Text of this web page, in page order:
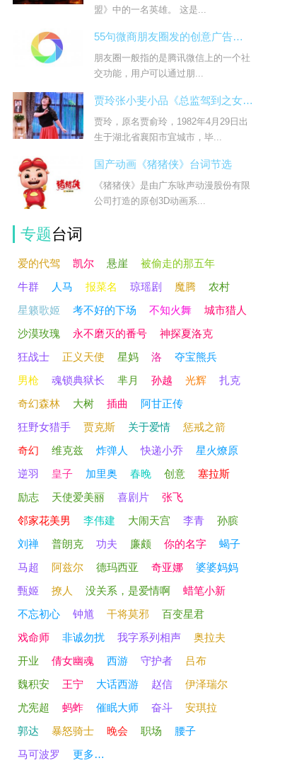
盟》中的一名英雄。 这是...
55句微商朋友圈发的创意广告台词
朋友圈一般指的是腾讯微信上的一个社
交功能，用户可以通过朋...
贾玲张小斐小品《总监驾到之女人的复仇》台词
贾玲，原名贾俞玲，1982年4月29日出
生于湖北省襄阳市宜城市，毕...
国产动画《猪猪侠》台词节选
《猪猪侠》是由广东咏声动漫股份有限
公司打造的原创3D动画系...
专题台词
爱的代驾 凯尔 悬崖
被偷走的那五年
牛群
人马 报菜名 琼瑶剧 魔腾
农村
星籁歌姬
考不好的下场 不知火舞
城市猎人
沙漠玫瑰
永不磨灭的番号
神探夏洛克
狂战士
正义天使 星妈 洛
夺宝熊兵
男枪
魂锁典狱长 芈月 孙越 光辉
扎克
奇幻森林
大树 插曲
阿甘正传
狂野女猎手
贾克斯 关于爱情
惩戒之箭
奇幻
维克兹 炸弹人 快递小乔
星火燎原
逆羽
皇子 加里奥 春晚 创意
塞拉斯
励志
天使爱美丽 喜剧片
张飞
邻家花美男
李伟建 大闹天宫 李青
孙膑
刘禅
普朗克 功夫 廉颇 你的名字
蝎子
马超
阿兹尔 德玛西亚 奇亚娜
婆婆妈妈
甄姬
撩人 没关系，是爱情啊
蜡笔小新
不忘初心
钟馗 干将莫邪
百变星君
戏命师
非诚勿扰 我字系列相声
奥拉夫
开业
倩女幽魂 西游 守护者
吕布
魏积安
王宁 大话西游 赵信
伊泽瑞尔
尤宪超
蚂蚱 催眠大师 奋斗
安琪拉
郭达
暴怒骑士 晚会 职场
腰子
马可波罗
更多…